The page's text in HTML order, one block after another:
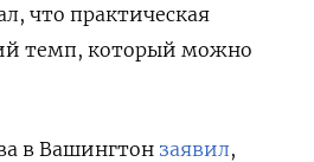
что практическая
темп, который можно
в Вашингтон заявил,